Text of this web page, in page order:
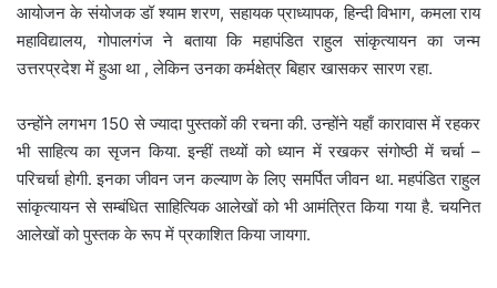
आयोजन के संयोजक डॉ श्याम शरण, सहायक प्राध्यापक, हिन्दी विभाग, कमला राय
महाविद्यालय, गोपालगंज ने बताया कि महापंडित राहुल सांकृत्यायन का जन्म
उत्तरप्रदेश में हुआ था , लेकिन उनका कर्मक्षेत्र बिहार खासकर सारण रहा.
उन्होंने लगभग 150 से ज्यादा पुस्तकों की रचना की. उन्होंने यहाँ कारावास में रहकर
भी साहित्य का सृजन किया. इन्हीं तथ्यों को ध्यान में रखकर संगोष्ठी में चर्चा –
परिचर्चा होगी. इनका जीवन जन कल्याण के लिए समर्पित जीवन था. महपंडित राहुल
सांकृत्यायन से सम्बंधित साहित्यिक आलेखों को भी आमंत्रित किया गया है. चयनित
आलेखों को पुस्तक के रूप में प्रकाशित किया जायगा.